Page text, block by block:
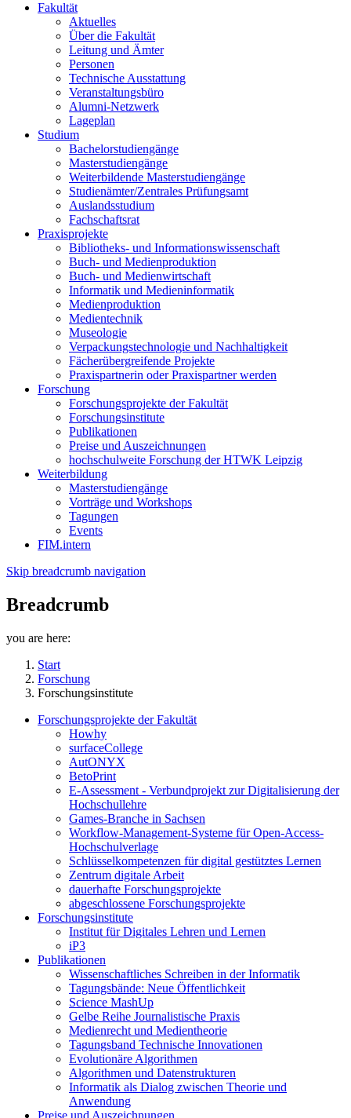
Fakultät
Aktuelles
Über die Fakultät
Leitung und Ämter
Personen
Technische Ausstattung
Veranstaltungsbüro
Alumni-Netzwerk
Lageplan
Studium
Bachelorstudiengänge
Masterstudiengänge
Weiterbildende Masterstudiengänge
Studienämter/Zentrales Prüfungsamt
Auslandsstudium
Fachschaftsrat
Praxisprojekte
Bibliotheks- und Informationswissenschaft
Buch- und Medienproduktion
Buch- und Medienwirtschaft
Informatik und Medieninformatik
Medienproduktion
Medientechnik
Museologie
Verpackungstechnologie und Nachhaltigkeit
Fächerübergreifende Projekte
Praxispartnerin oder Praxispartner werden
Forschung
Forschungsprojekte der Fakultät
Forschungsinstitute
Publikationen
Preise und Auszeichnungen
hochschulweite Forschung der HTWK Leipzig
Weiterbildung
Masterstudiengänge
Vorträge und Workshops
Tagungen
Events
FIM.intern
Skip breadcrumb navigation
Breadcrumb
you are here:
Start
Forschung
Forschungsinstitute
Forschungsprojekte der Fakultät
Howhy
surfaceCollege
AutONYX
BetoPrint
E-Assessment - Verbundprojekt zur Digitalisierung der
Hochschullehre
Games-Branche in Sachsen
Workflow-Management-Systeme für Open-Access-
Hochschulverlage
Schlüsselkompetenzen für digital gestütztes Lernen
Zentrum digitale Arbeit
dauerhafte Forschungsprojekte
abgeschlossene Forschungsprojekte
Forschungsinstitute
Institut für Digitales Lehren und Lernen
iP3
Publikationen
Wissenschaftliches Schreiben in der Informatik
Tagungsbände: Neue Öffentlichkeit
Science MashUp
Gelbe Reihe Journalistische Praxis
Medienrecht und Medientheorie
Tagungsband Technische Innovationen
Evolutionäre Algorithmen
Algorithmen und Datenstrukturen
Informatik als Dialog zwischen Theorie und
Anwendung